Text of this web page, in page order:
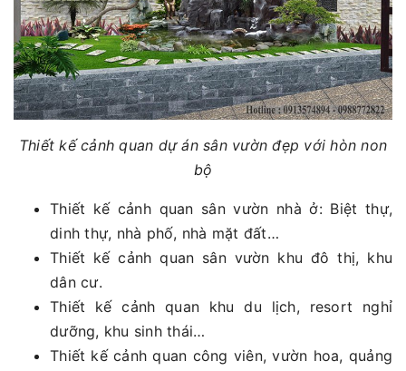
Thiết kế cảnh quan dự án sân vườn đẹp với hòn non
bộ
Thiết kế cảnh quan sân vườn nhà ở: Biệt thự,
dinh thự, nhà phố, nhà mặt đất…
Thiết kế cảnh quan sân vườn khu đô thị, khu
dân cư.
Thiết kế cảnh quan khu du lịch, resort nghỉ
dưỡng, khu sinh thái…
Thiết kế cảnh quan công viên, vườn hoa, quảng